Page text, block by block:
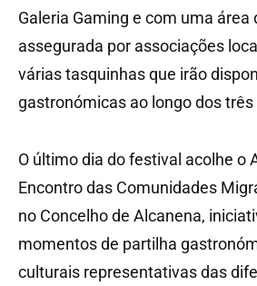
Galeria Gaming e com uma área
assegurada por associações
várias tasquinhas que irão
gastronómicas ao longo dos três
O último dia do festival acolhe o
Encontro das Comunidades
no Concelho de Alcanena,
momentos de partilha
culturais representativas das